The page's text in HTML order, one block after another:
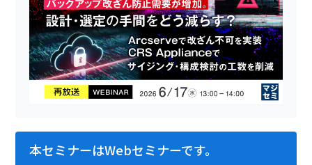
本セミナーはWebセミナーです。